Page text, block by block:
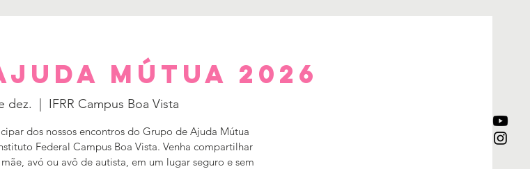
Mútua 2026
dez. IFRR Campus Boa Vista
dos nossos encontros do Grupo de Ajuda Mútua
Federal Campus Boa Vista. Venha compartilhar
avó ou avô de autista, em um lugar seguro e sem